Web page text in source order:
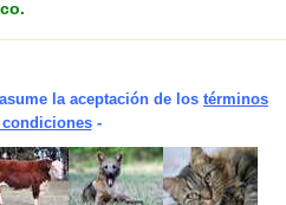
la aceptación de los términos
-